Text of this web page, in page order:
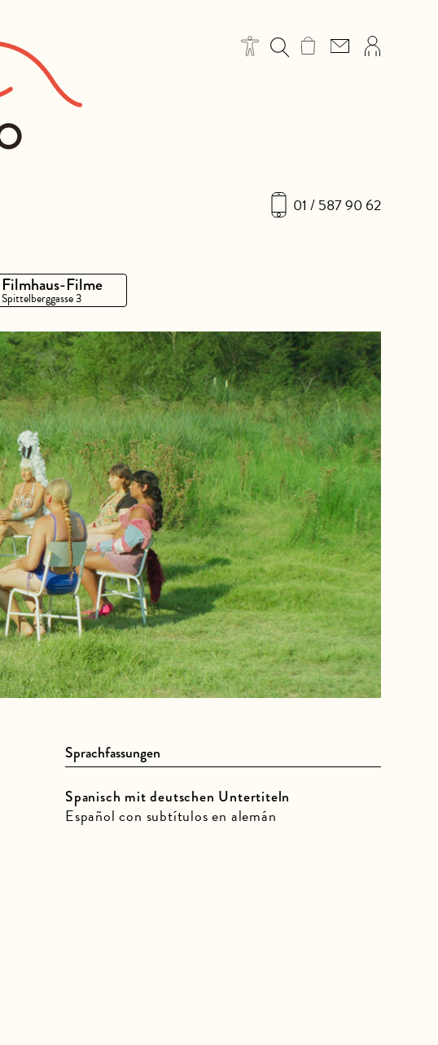
01 / 587 90 62
Filmhaus-Filme
Spittelberggasse 3
Sprachfassungen
Spanisch mit deutschen Untertiteln
Español con subtítulos en alemán